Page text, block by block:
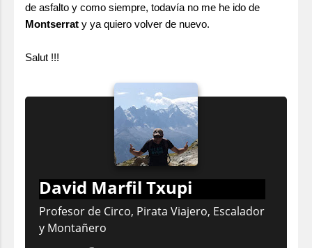
de asfalto y como siempre, todavía no me he ido de
Montserrat y ya quiero volver de nuevo.
Salut !!!
David Marfil Txupi
Profesor de Circo, Pirata Viajero, Escalador
y Montañero